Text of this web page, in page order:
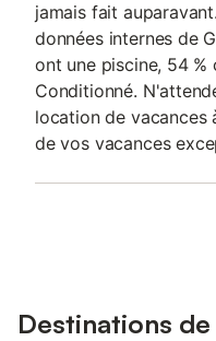
jamais fait
données internes de
ont une piscine, 54
Conditionné.
location de
de vos vacances
Destinations de